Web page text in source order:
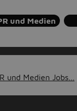
und Medien
und Medien Jobs...